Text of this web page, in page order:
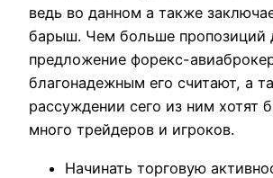
ведь во данном а также
барыш. Чем больше пропозиций
предложение форекс-
благонадежным его считают, а
рассуждении сего из ним хотят
много трейдеров и игроков.
Начинать торговую